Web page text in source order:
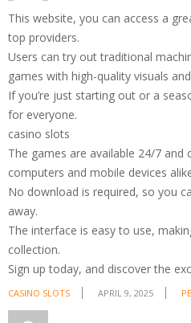
This website, you can access a
top providers.
Users can try out traditional
games with high-quality visuals
If you’re just starting out or a
for everyone.
casino slots
The games are available 24/7
computers and mobile devices
No download is required, so you
away.
The interface is easy to use,
collection.
Sign up today, and discover the
CASINO SLOTS APRIL 9, 2025